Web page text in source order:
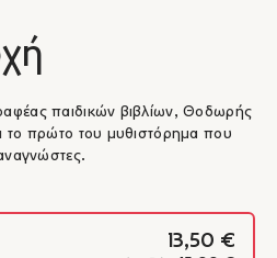
παιδικών βιβλίων, Θοδωρής
το πρώτο του μυθιστόρημα που
13,50 €